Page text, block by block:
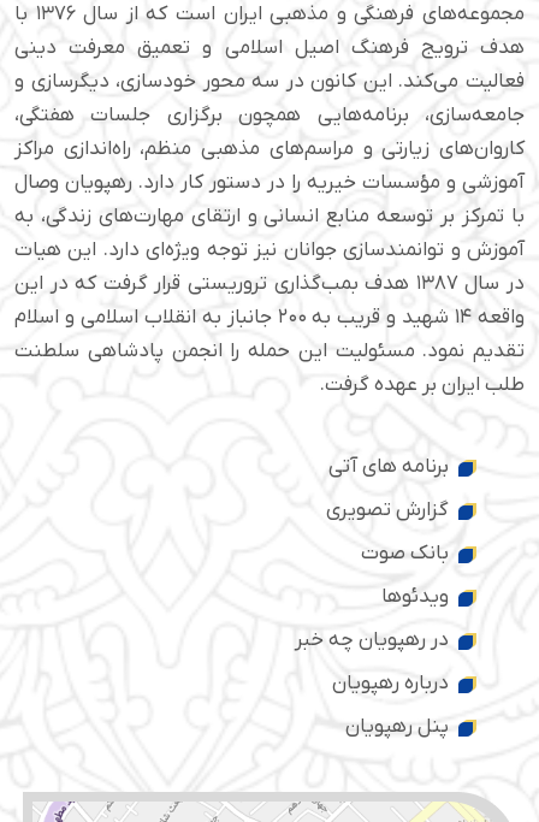
مجموعه‌های فرهنگی و مذهبی ایران است که از سال ۱۳۷۶ با
هدف ترویج فرهنگ اصیل اسلامی و تعمیق معرفت دینی
فعالیت می‌کند. این کانون در سه محور خودسازی، دیگرسازی و
جامعه‌سازی، برنامه‌هایی همچون برگزاری جلسات هفتگی،
کاروان‌های زیارتی و مراسم‌های مذهبی منظم، راه‌اندازی مراکز
آموزشی و مؤسسات خیریه را در دستور کار دارد. رهپویان وصال
با تمرکز بر توسعه منابع انسانی و ارتقای مهارت‌های زندگی، به
آموزش و توانمندسازی جوانان نیز توجه ویژه‌ای دارد. این هیات
در سال ۱۳۸۷ هدف بمب‌گذاری تروریستی قرار گرفت که در این
واقعه ۱۴ شهید و قریب به ۲۰۰ جانباز به انقلاب اسلامی و اسلام
تقدیم نمود. مسئولیت این حمله را انجمن پادشاهی سلطنت
طلب ایران بر عهده گرفت.
برنامه های آتی
گزارش تصویری
بانک صوت
ویدئوها
در رهپویان چه خبر
درباره رهپویان
پنل رهپویان